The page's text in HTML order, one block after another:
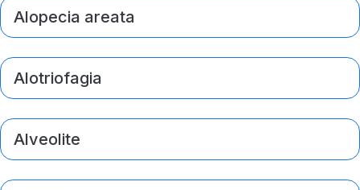
Alopecia areata
Alotriofagia
Alveolite